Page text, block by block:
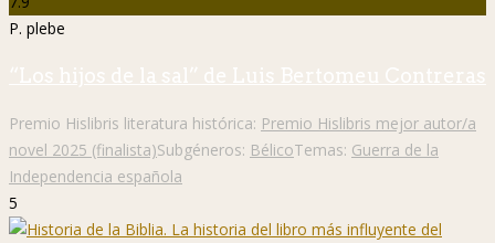
P. plebe
“Los hijos de la sal” de Luis Bertomeu Contreras
Premio Hislibris literatura histórica: Premio Hislibris mejor autor/a
novel 2025 (finalista)Subgéneros: BélicoTemas: Guerra de la
Independencia española
5